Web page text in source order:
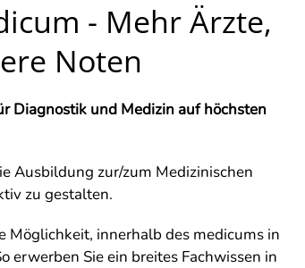
- Mehr Ärzte,
Noten
Diagnostik und Medizin auf höchsten
Ausbildung zur/zum Medizinischen
zu gestalten.
innerhalb des medicums in
erwerben Sie ein breites Fachwissen in